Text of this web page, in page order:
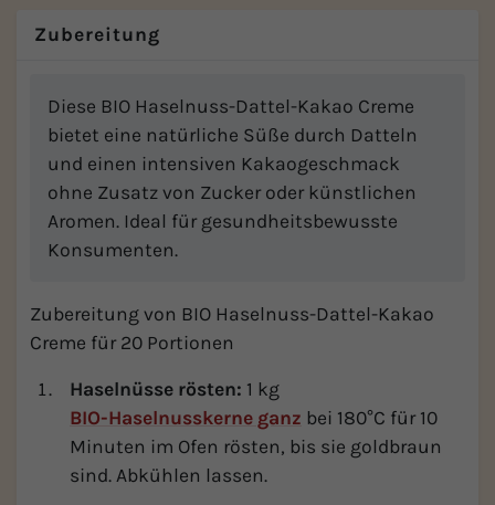
Zubereitung
Diese BIO Haselnuss-Dattel-Kakao Creme
bietet eine natürliche Süße durch Datteln
und einen intensiven Kakaogeschmack
ohne Zusatz von Zucker oder künstlichen
Aromen. Ideal für gesundheitsbewusste
Konsumenten.
Zubereitung von BIO Haselnuss-Dattel-Kakao
Creme für 20 Portionen
Haselnüsse rösten: 1 kg
BIO-Haselnusskerne ganz bei 180°C für 10
Minuten im Ofen rösten, bis sie goldbraun
sind. Abkühlen lassen.